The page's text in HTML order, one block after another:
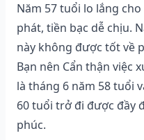
Năm 57 tuổi lo lắng
phát, tiền bạc dễ chịu.
này không được tốt về
Bạn nên Cẩn thận việc
là tháng 6 năm 58 tuổi
60 tuổi trở đi được đầy
phúc.